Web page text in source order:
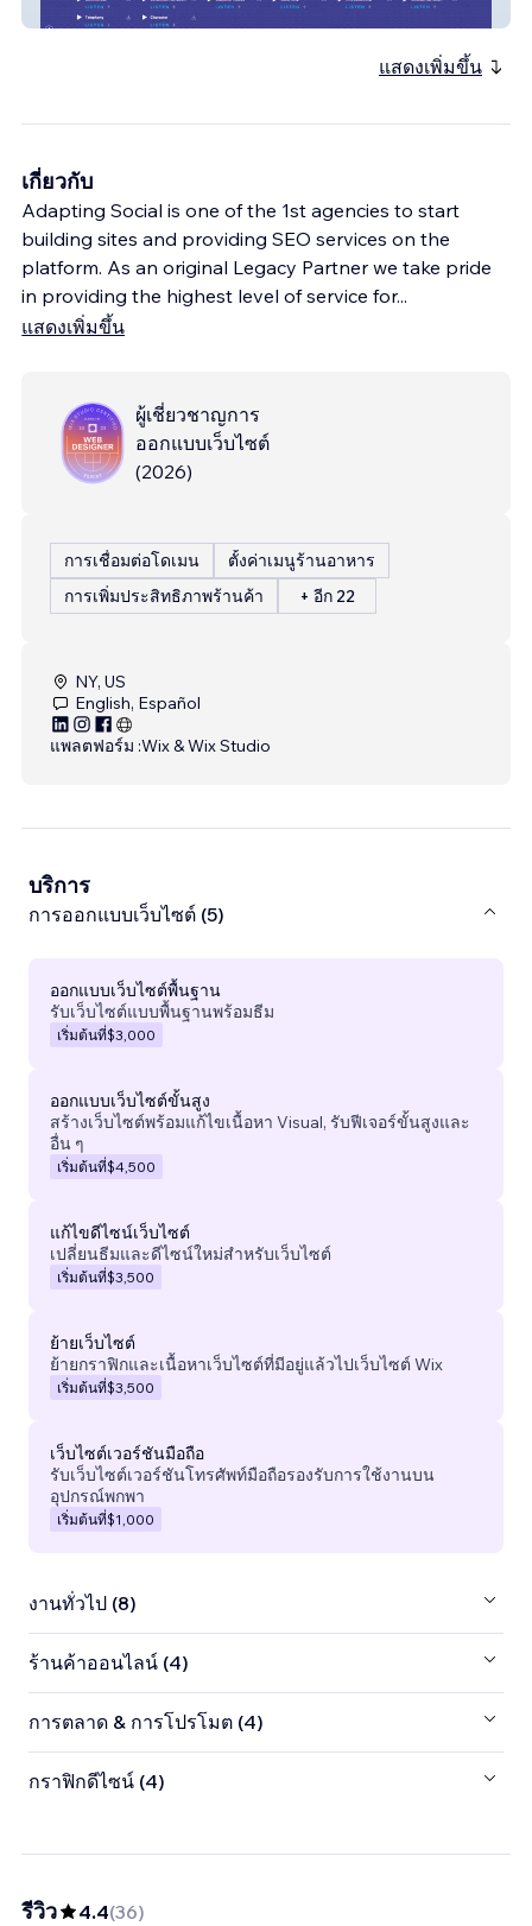
Laura Doman
แสดงเพิ่มขึ้น
เกี่ยวกับ
Adapting Social is one of the 1st agencies to start
building sites and providing SEO services on the
platform. As an original Legacy Partner we take pride
in providing the highest level of service for...
แสดงเพิ่มขึ้น
ผู้เชี่ยวชาญการ
ออกแบบเว็บไซต์
(2026)
การเชื่อมต่อโดเมน
ตั้งค่าเมนูร้านอาหาร
การเพิ่มประสิทธิภาพร้านค้า
+ อีก 22
NY, US
English, Español
แพลตฟอร์ม :Wix & Wix Studio
บริการ
การออกแบบเว็บไซต์ (5)
ออกแบบเว็บไซต์พื้นฐาน
รับเว็บไซต์แบบพื้นฐานพร้อมธีม
เริ่มต้นที่$3,000
ออกแบบเว็บไซต์ขั้นสูง
สร้างเว็บไซต์พร้อมแก้ไขเนื้อหา Visual, รับฟีเจอร์ขั้นสูงและ
อื่น ๆ
เริ่มต้นที่$4,500
แก้ไขดีไซน์เว็บไซต์
เปลี่ยนธีมและดีไซน์ใหม่สำหรับเว็บไซต์
เริ่มต้นที่$3,500
ย้ายเว็บไซต์
ย้ายกราฟิกและเนื้อหาเว็บไซต์ที่มีอยู่แล้วไปเว็บไซต์ Wix
เริ่มต้นที่$3,500
เว็บไซต์เวอร์ชันมือถือ
รับเว็บไซต์เวอร์ชันโทรศัพท์มือถือรองรับการใช้งานบน
อุปกรณ์พกพา
เริ่มต้นที่$1,000
งานทั่วไป (8)
ร้านค้าออนไลน์ (4)
การตลาด & การโปรโมต (4)
กราฟิกดีไซน์ (4)
รีวิว 4.4(36)